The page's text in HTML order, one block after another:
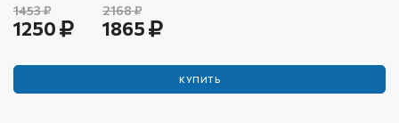
1453
1250
2168
1865
КУПИТЬ